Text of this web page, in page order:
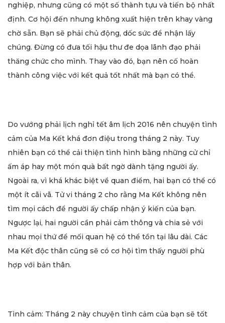
nghiệp, nhưng cũng có một số thành tựu và tiến bộ nhất
định. Cơ hội đến nhưng không xuất hiện trên khay vàng
chờ sẵn. Bạn sẽ phải chủ động, dốc sức để nhận lấy
chúng. Đừng có đưa tối hậu thư đe dọa lãnh đạo phải
thăng chức cho mình. Thay vào đó, bạn nên cố hoàn
thành công việc với kết quả tốt nhất mà bạn có thể.
Do vướng phải lịch nghỉ tết âm lịch 2016 nên chuyện tình
cảm của Ma Kết khá đơn điệu trong tháng 2 này. Tuy
nhiên bạn có thể cải thiện tình hình bằng những cử chỉ
ấm áp hay một món quà bất ngờ dành tặng người ấy.
Ngoài ra, vì khá khác biệt về quan điểm, hai bạn có thể có
một ít cãi vã. Tử vi tháng 2 cho rằng Ma Kết không nên
tìm mọi cách để người ấy chấp nhận ý kiến của bạn.
Ngược lại, hai người cần phải cảm thông và chia sẻ với
nhau mọi thứ để mối quan hệ có thể tồn tại lâu dài. Các
Ma Kết độc thân cũng sẽ có cơ hội tìm thấy người phù
hợp với bản thân.
Tình cảm: Tháng 2 này chuyện tình cảm của bạn sẽ tốt